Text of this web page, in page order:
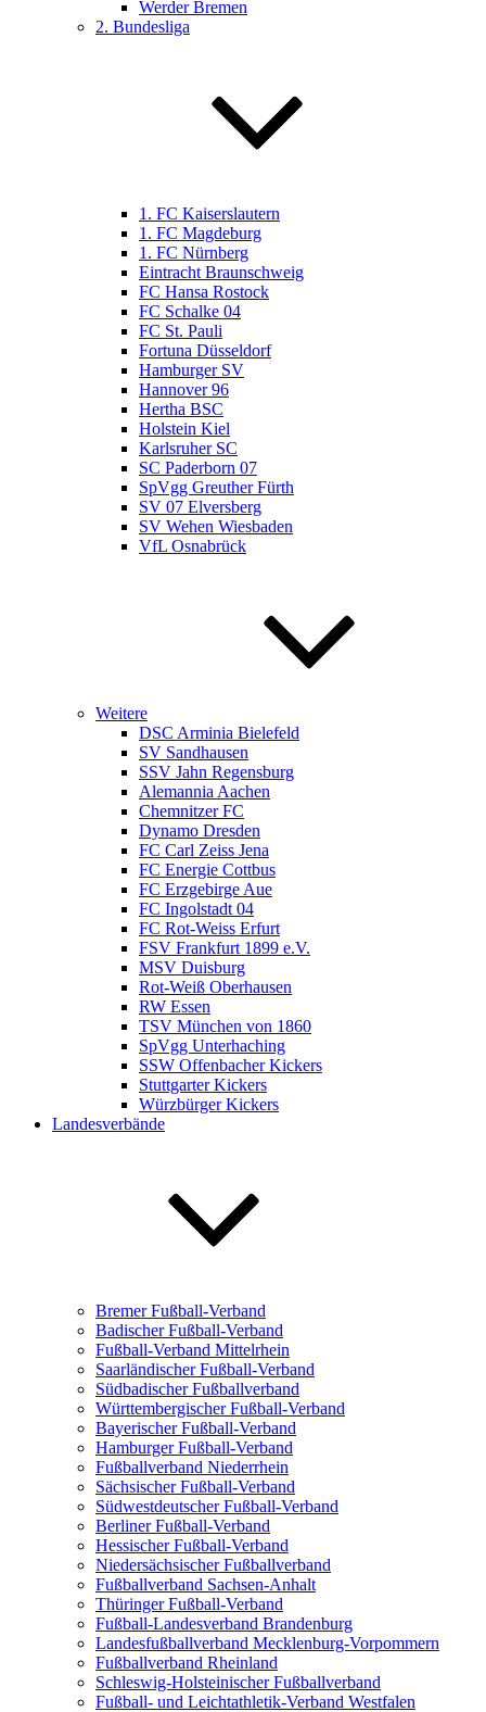
Werder Bremen
2. Bundesliga
1. FC Kaiserslautern
1. FC Magdeburg
1. FC Nürnberg
Eintracht Braunschweig
FC Hansa Rostock
FC Schalke 04
FC St. Pauli
Fortuna Düsseldorf
Hamburger SV
Hannover 96
Hertha BSC
Holstein Kiel
Karlsruher SC
SC Paderborn 07
SpVgg Greuther Fürth
SV 07 Elversberg
SV Wehen Wiesbaden
VfL Osnabrück
Weitere
DSC Arminia Bielefeld
SV Sandhausen
SSV Jahn Regensburg
Alemannia Aachen
Chemnitzer FC
Dynamo Dresden
FC Carl Zeiss Jena
FC Energie Cottbus
FC Erzgebirge Aue
FC Ingolstadt 04
FC Rot-Weiss Erfurt
FSV Frankfurt 1899 e.V.
MSV Duisburg
Rot-Weiß Oberhausen
RW Essen
TSV München von 1860
SpVgg Unterhaching
SSW Offenbacher Kickers
Stuttgarter Kickers
Würzbürger Kickers
Landesverbände
Bremer Fußball-Verband
Badischer Fußball-Verband
Fußball-Verband Mittelrhein
Saarländischer Fußball-Verband
Südbadischer Fußballverband
Württembergischer Fußball-Verband
Bayerischer Fußball-Verband
Hamburger Fußball-Verband
Fußballverband Niederrhein
Sächsischer Fußball-Verband
Südwestdeutscher Fußball-Verband
Berliner Fußball-Verband
Hessischer Fußball-Verband
Niedersächsischer Fußballverband
Fußballverband Sachsen-Anhalt
Thüringer Fußball-Verband
Fußball-Landesverband Brandenburg
Landesfußballverband Mecklenburg-Vorpommern
Fußballverband Rheinland
Schleswig-Holsteinischer Fußballverband
Fußball- und Leichtathletik-Verband Westfalen